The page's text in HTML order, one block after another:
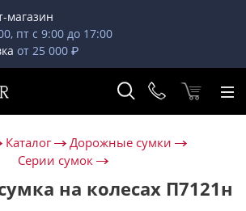
магазин
пт с 9:00 до 17:00
от 25 000 ₽
Каталог
Дорожные сумки
Серии сумок
на колесах П7121н